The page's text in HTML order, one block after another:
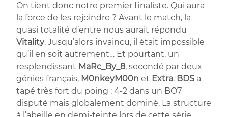
On tient donc notre premier finaliste. Qui aura
la force de les rejoindre ? Avant le match, la
quasi totalité d’entre nous aurait répondu
Vitality. Jusqu’alors invaincu, il était impossible
qu’il en soit autrement… Et pourtant, un
resplendissant MaRc_By_8, secondé par deux
génies français, M0nkeyM00n et Extra. BDS a
tapé très fort du poing : 4-2 dans un BO7
disputé mais globalement dominé. La structure